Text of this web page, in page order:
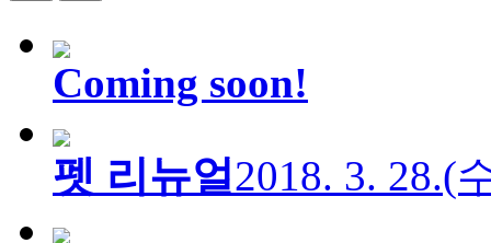
Coming soon!
펫 리뉴얼2018. 3. 28.(